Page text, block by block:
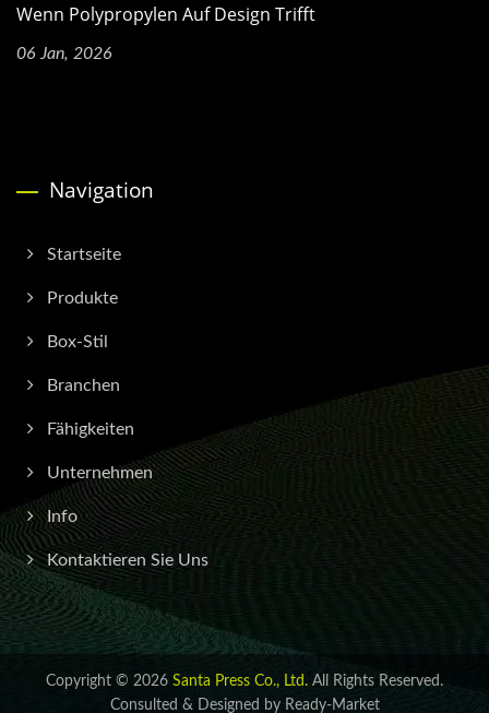
Wenn Polypropylen Auf Design Trifft
06 Jan, 2026
Navigation
Startseite
Produkte
Box-Stil
Branchen
Fähigkeiten
Unternehmen
Info
Kontaktieren Sie Uns
Copyright © 2026 Santa Press Co., Ltd. All Rights Reserved.
Consulted & Designed by Ready-Market